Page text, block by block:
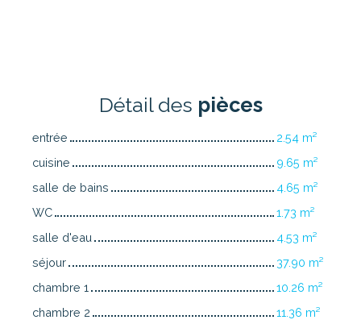
Détail des pièces
entrée
2.54 m²
cuisine
9.65 m²
salle de bains
4.65 m²
WC
1.73 m²
salle d'eau
4.53 m²
séjour
37.90 m²
chambre 1
10.26 m²
chambre 2
11.36 m²